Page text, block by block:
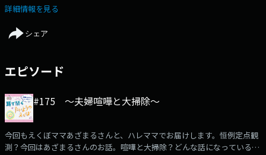
詳細情報を見る
シェア
エピソード
#175 〜夫婦喧嘩と大掃除〜
今回もえくぼママあざまるさんと、ハレママでお届けします。恒例定点観
測？今回はあざまるさんのお話。喧嘩と大掃除？どんな話になっているの